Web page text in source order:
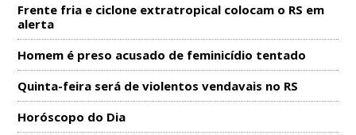
Frente fria e ciclone extratropical colocam o RS em
alerta
Homem é preso acusado de feminicídio tentado
Quinta-feira será de violentos vendavais no RS
Horóscopo do Dia